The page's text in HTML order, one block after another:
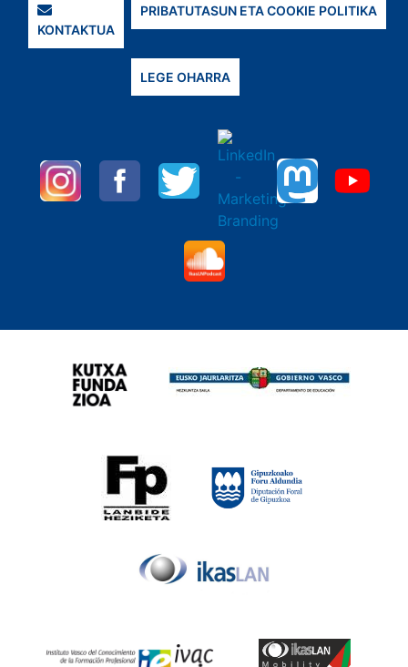
KONTAKTUA
PRIBATUTASUN ETA COOKIE POLITIKA
LEGE OHARRA